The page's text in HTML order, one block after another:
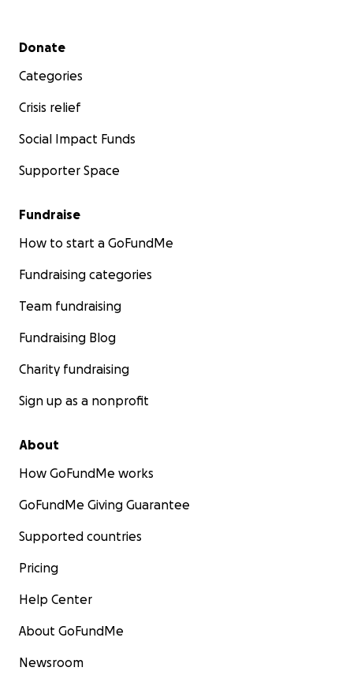
Secondary menu
Donate
Categories
Crisis relief
Social Impact Funds
Supporter Space
Fundraise
How to start a GoFundMe
Fundraising categories
Team fundraising
Fundraising Blog
Charity fundraising
Sign up as a nonprofit
About
How GoFundMe works
GoFundMe Giving Guarantee
Supported countries
Pricing
Help Center
About GoFundMe
Newsroom